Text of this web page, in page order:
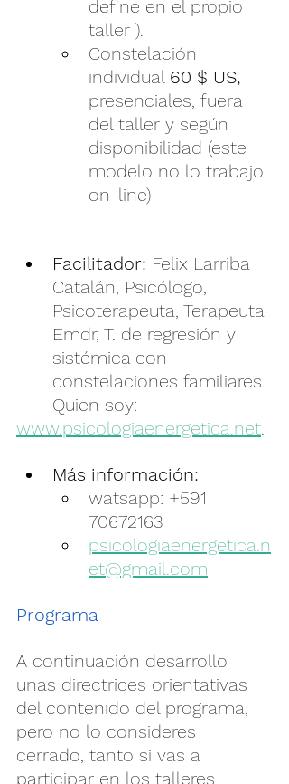
define en el propio
taller ).
Constelación
individual 60 $ US,
presenciales, fuera
del taller y según
disponibilidad (este
modelo no lo trabajo
on-line)
Facilitador: Felix Larriba
Catalán, Psicólogo,
Psicoterapeuta, Terapeuta
Emdr, T. de regresión y
sistémica con
constelaciones familiares.
	Quien soy:
www.psicologiaenergetica.net.
Más información:
watsapp: +591
70672163
psicologiaenergetica.n
et@gmail.com
Programa
A continuación desarrollo
unas directrices orientativas
del contenido del programa,
pero no lo consideres
cerrado, tanto si vas a
participar en los talleres